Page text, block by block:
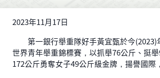
2023年11月17日
第一銀行舉重隊好手黃宜甄於今(2023)
世界青年舉重錦標賽，以抓舉76公斤、挺
172公斤勇奪女子49公斤級金牌，揚譽國際